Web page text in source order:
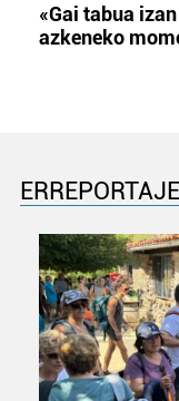
«Gai tabua
azkeneko